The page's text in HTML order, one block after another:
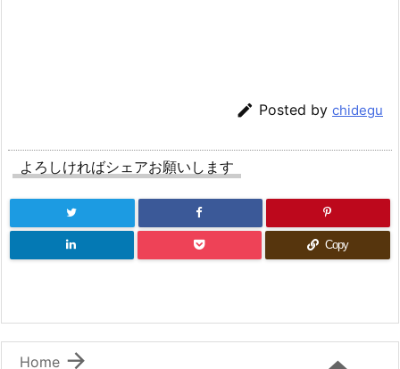
 Posted by chidegu
よろしければシェアお願いします
Copy

Home